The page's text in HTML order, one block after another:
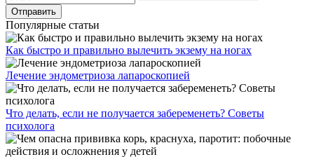
Популярные статьи
Как быстро и правильно вылечить экзему на ногах
Лечение эндометриоза лапароскопией
Что делать, если не получается забеременеть? Советы
психолога